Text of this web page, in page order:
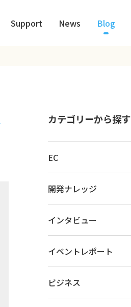
Support News Blog
カテゴリーから探す
EC
開発ナレッジ
インタビュー
イベントレポート
ビジネス